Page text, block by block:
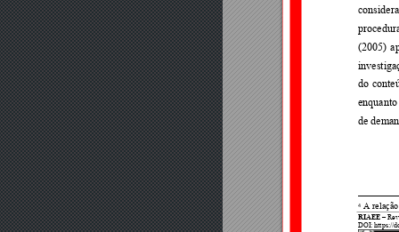
RIAEE – Re
DOI: https://
(2005)
do
de
4 A